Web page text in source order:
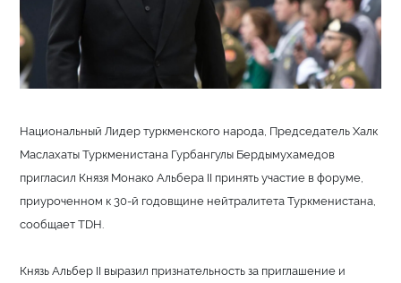
Национальный Лидер туркменского народа, Председатель Халк
Маслахаты Туркменистана Гурбангулы Бердымухамедов
пригласил Князя Монако Альбера II принять участие в форуме,
приуроченном к 30-й годовщине нейтралитета Туркменистана,
сообщает TDH.
Князь Альбер II выразил признательность за приглашение и